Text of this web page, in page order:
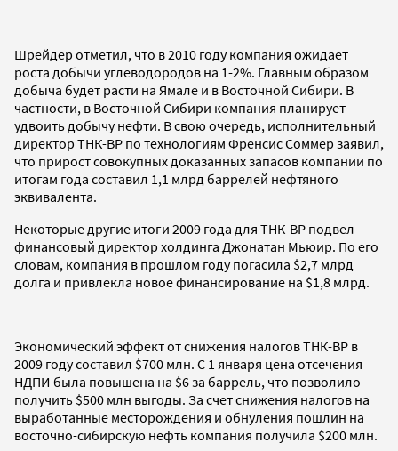
Шрейдер отметил, что в 2010 году компания ожидает
роста добычи углеводородов на 1-2%. Главным образом
добыча будет расти на Ямале и в Восточной Сибири. В
частности, в Восточной Сибири компания планирует
удвоить добычу нефти. В свою очередь, исполнительный
директор ТНК-ВР по технологиям Френсис Соммер заявил,
что прирост совокупных доказанных запасов компании по
итогам года составил 1,1 млрд баррелей нефтяного
эквивалента.
Некоторые другие итоги 2009 года для ТНК-ВР подвел
финансовый директор холдинга Джонатан Мьюир. По его
словам, компания в прошлом году погасила $2,7 млрд
долга и привлекла новое финансирование на $1,8 млрд.
Экономический эффект от снижения налогов ТНК-ВР в
2009 году составил $700 млн. С 1 января цена отсечения
НДПИ была повышена на $6 за баррель, что позволило
получить $500 млн выгоды. За счет снижения налогов на
выработанные месторождения и обнуления пошлин на
восточно-сибирскую нефть компания получила $200 млн.